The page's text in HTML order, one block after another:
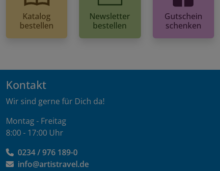
Katalog
bestellen
Newsletter
bestellen
Gutschein
schenken
Kontakt
Wir sind gerne für Dich da!
Montag - Freitag
8:00 - 17:00 Uhr
0234 / 976 189-0
info@artistravel.de